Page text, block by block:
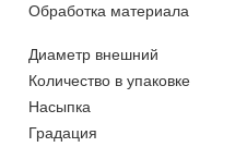
Обработка материала
Диаметр внешний
Количество в упаковке
Насыпка
Градация